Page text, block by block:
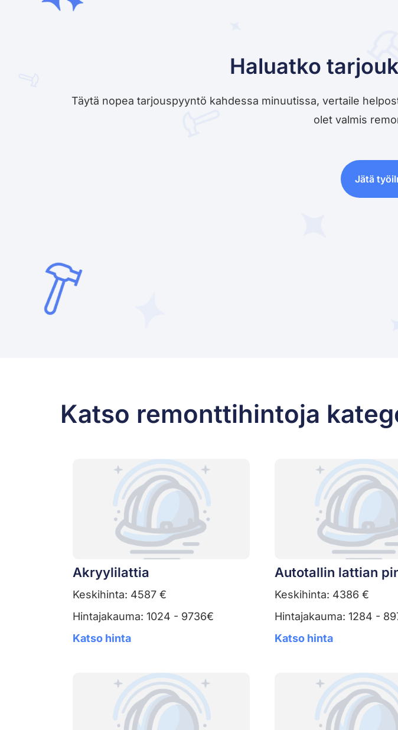
Haluatko
Täytä nopea tarjouspyyntö kahdessa minuutissa, vertaile
olet valmis
Jätä
Katso remonttihintoja
Akryylilattia
Keskihinta: 4587 €
Hintajakauma: 1024 - 9736€
Katso hinta
Autotallin lattian
Keskihinta: 4386 €
Hintajakauma: 1284 -
Katso hinta